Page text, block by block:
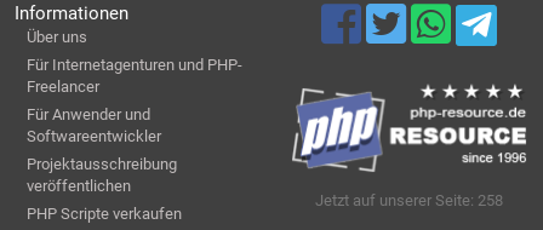
Informationen
Über uns
Für Internetagenturen und PHP-
Freelancer
Für Anwender und
Softwareentwickler
Projektausschreibung
veröffentlichen
PHP Scripte verkaufen
Jetzt auf unserer Seite: 258